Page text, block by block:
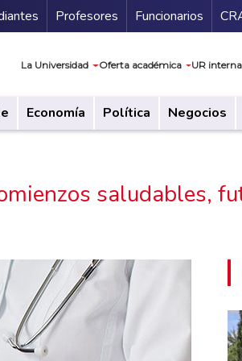
Profesores Funcionarios
La Universidad Oferta académica UR
Economía Política Negocios
saludables,